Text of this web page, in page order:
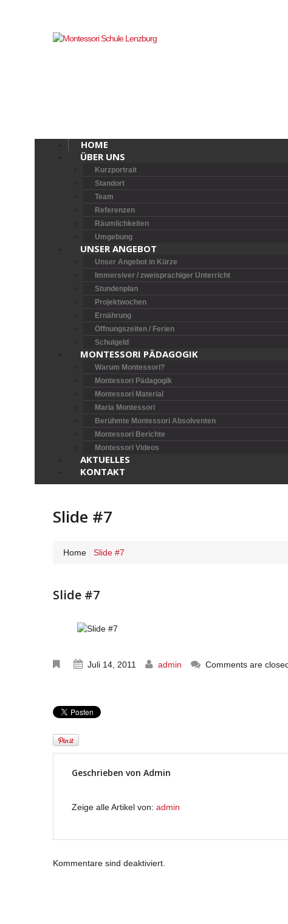
HOME
ÜBER UNS
Kurzportrait
Standort
Team
Referenzen
Räumlichkeiten
Umgebung
UNSER ANGEBOT
Unser Angebot in Kürze
Immersiver / zweisprachiger Unterricht
Stundenplan
Projektwochen
Ernährung
Öffnungszeiten / Ferien
Schulgeld
MONTESSORI PÄDAGOGIK
Warum Montessori?
Montessori Pädagogik
Montessori Material
Maria Montessori
Berühmte Montessori Absolventen
Montessori Berichte
Montessori Videos
AKTUELLES
KONTAKT
Slide #7
Home Slide #7
Slide #7
Juli 14, 2011 admin Comments are
Geschrieben von Admin
Zeige alle Artikel von: admin
Kommentare sind deaktiviert.